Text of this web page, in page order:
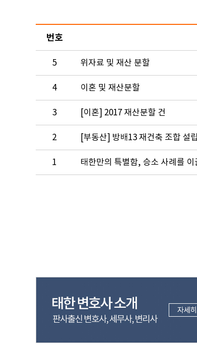
번호
5 위자료 및 재산 분할
4 이혼 및 재산분할
3 [이혼] 2017 재산분할 건
2 [부동산] 방배13 재건축 조합 설
1 태한만의 특별함, 승소 사례를